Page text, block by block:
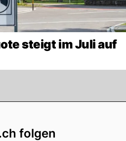
steigt im Juli auf
folgen